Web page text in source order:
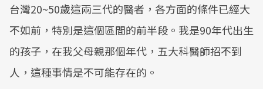
台灣20~50歲這兩三代的醫者，各方面的條件已經大
不如前，特別是這個區間的前半段。我是90年代出生
的孩子，在我父母親那個年代，五大科醫師招不到
人，這種事情是不可能存在的。